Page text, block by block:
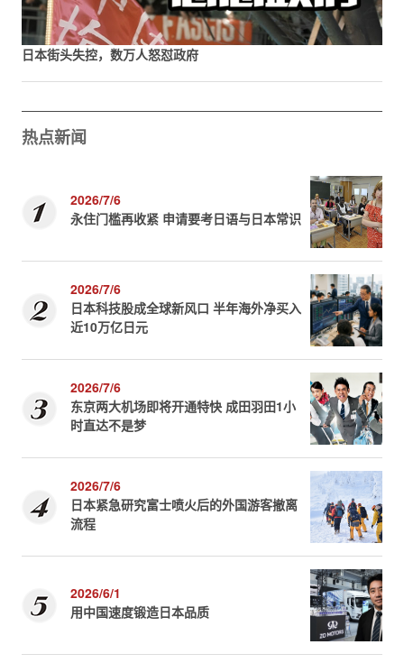
日本街头失控，数万人怒怼政府
热点新闻
2026/7/6
永住门槛再收紧 申请要考日语与日本常识
2026/7/6
日本科技股成全球新风口 半年海外净买入
近10万亿日元
2026/7/6
东京两大机场即将开通特快 成田羽田1小
时直达不是梦
2026/7/6
日本紧急研究富士喷火后的外国游客撤离
流程
2026/6/1
用中国速度锻造日本品质